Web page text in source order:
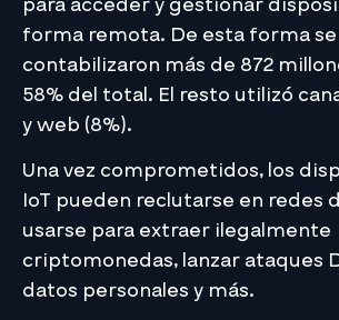
forma remota. De esta forma se
contabilizaron más de 872
58% del total. El resto utilizó
y web (8%).
Una vez comprometidos, los
IoT pueden reclutarse en redes
usarse para extraer ilegalmente
criptomonedas, lanzar ataques
datos personales y más.